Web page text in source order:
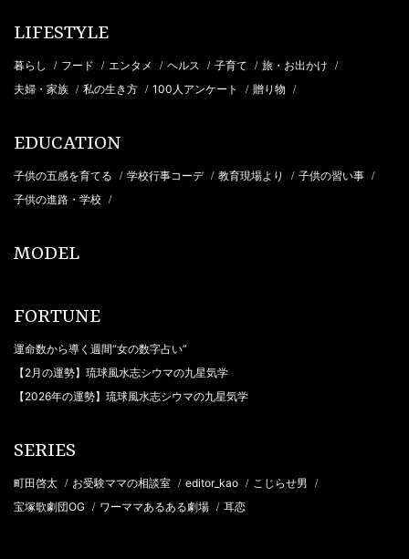
LIFESTYLE
暮らし / フード / エンタメ / ヘルス / 子育て / 旅・お出かけ /
夫婦・家族 / 私の生き方 / 100人アンケート / 贈り物 /
EDUCATION
子供の五感を育てる / 学校行事コーデ / 教育現場より / 子供の習い事 /
子供の進路・学校 /
MODEL
FORTUNE
運命数から導く週間“女の数字占い”
【2月の運勢】琉球風水志シウマの九星気学
【2026年の運勢】琉球風水志シウマの九星気学
SERIES
町田啓太 / お受験ママの相談室 / editor_kao / こじらせ男 /
宝塚歌劇団OG / ワーママあるある劇場 / 耳恋